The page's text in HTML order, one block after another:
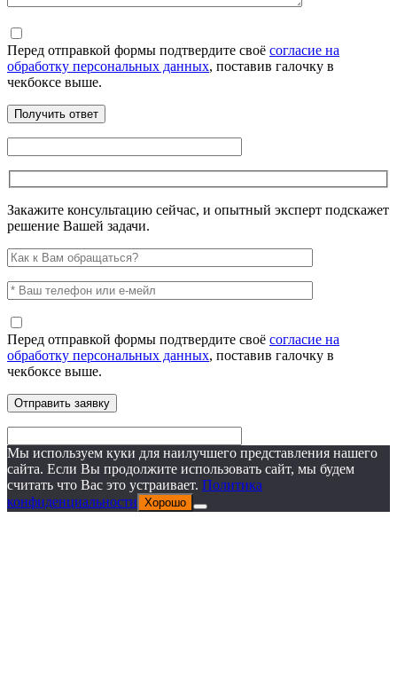
Перед отправкой формы подтвердите своё согласие на
обработку персональных данных, поставив галочку в
чекбоксе выше.
Закажите консультацию сейчас, и опытный эксперт подскажет
решение Вашей задачи.
Перед отправкой формы подтвердите своё согласие на
обработку персональных данных, поставив галочку в
чекбоксе выше.
Мы используем куки для наилучшего представления нашего
сайта. Если Вы продолжите использовать сайт, мы будем
считать что Вас это устраивает. Политика
конфиденциальности Хорошо